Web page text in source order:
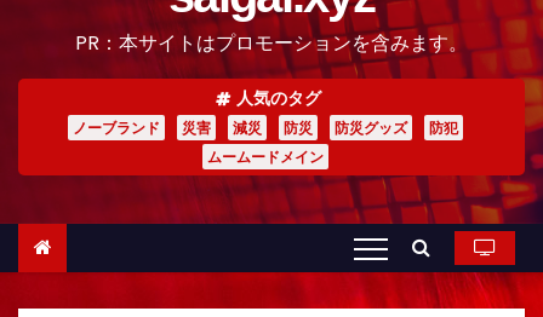
PR：本サイトはプロモーションを含みます。
人気のタグ
ノーブランド 災害 減災 防災 防災グッズ
防犯
ムームードメイン